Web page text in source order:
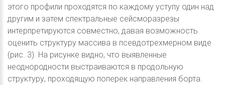
этого профили проходятся по каждому уступу один над
другим и затем спектральные сейсморазрезы
интерпретируются совместно, давая возможность
оценить структуру массива в псевдотрехмерном виде
(рис. 3). На рисунке видно, что выявленные
неоднородности выстраиваются в продольную
структуру, проходящую поперек направления борта.